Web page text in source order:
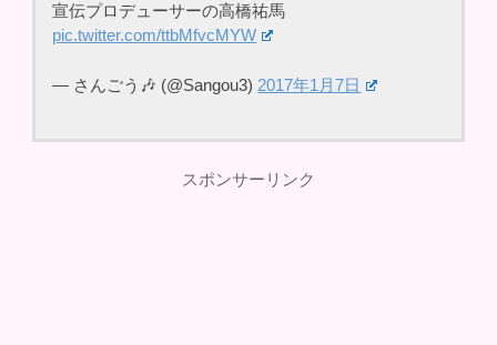
宣伝プロデューサーの高橋祐馬
pic.twitter.com/ttbMfvcMYW
— さんごう🎶 (@Sangou3) 2017年1月7日
スポンサーリンク